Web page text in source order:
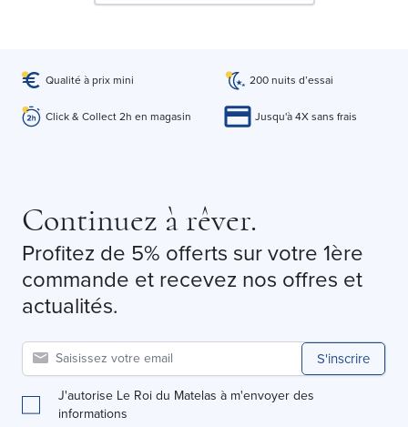
Qualité à prix mini 200 nuits d’essai
Click & Collect 2h en magasin Jusqu'à 4X sans frais
Continuez à rêver.
Profitez de 5% offerts sur votre 1ère
commande et recevez nos offres et
actualités.
S'inscrire
J'autorise Le Roi du Matelas à m'envoyer des
informations